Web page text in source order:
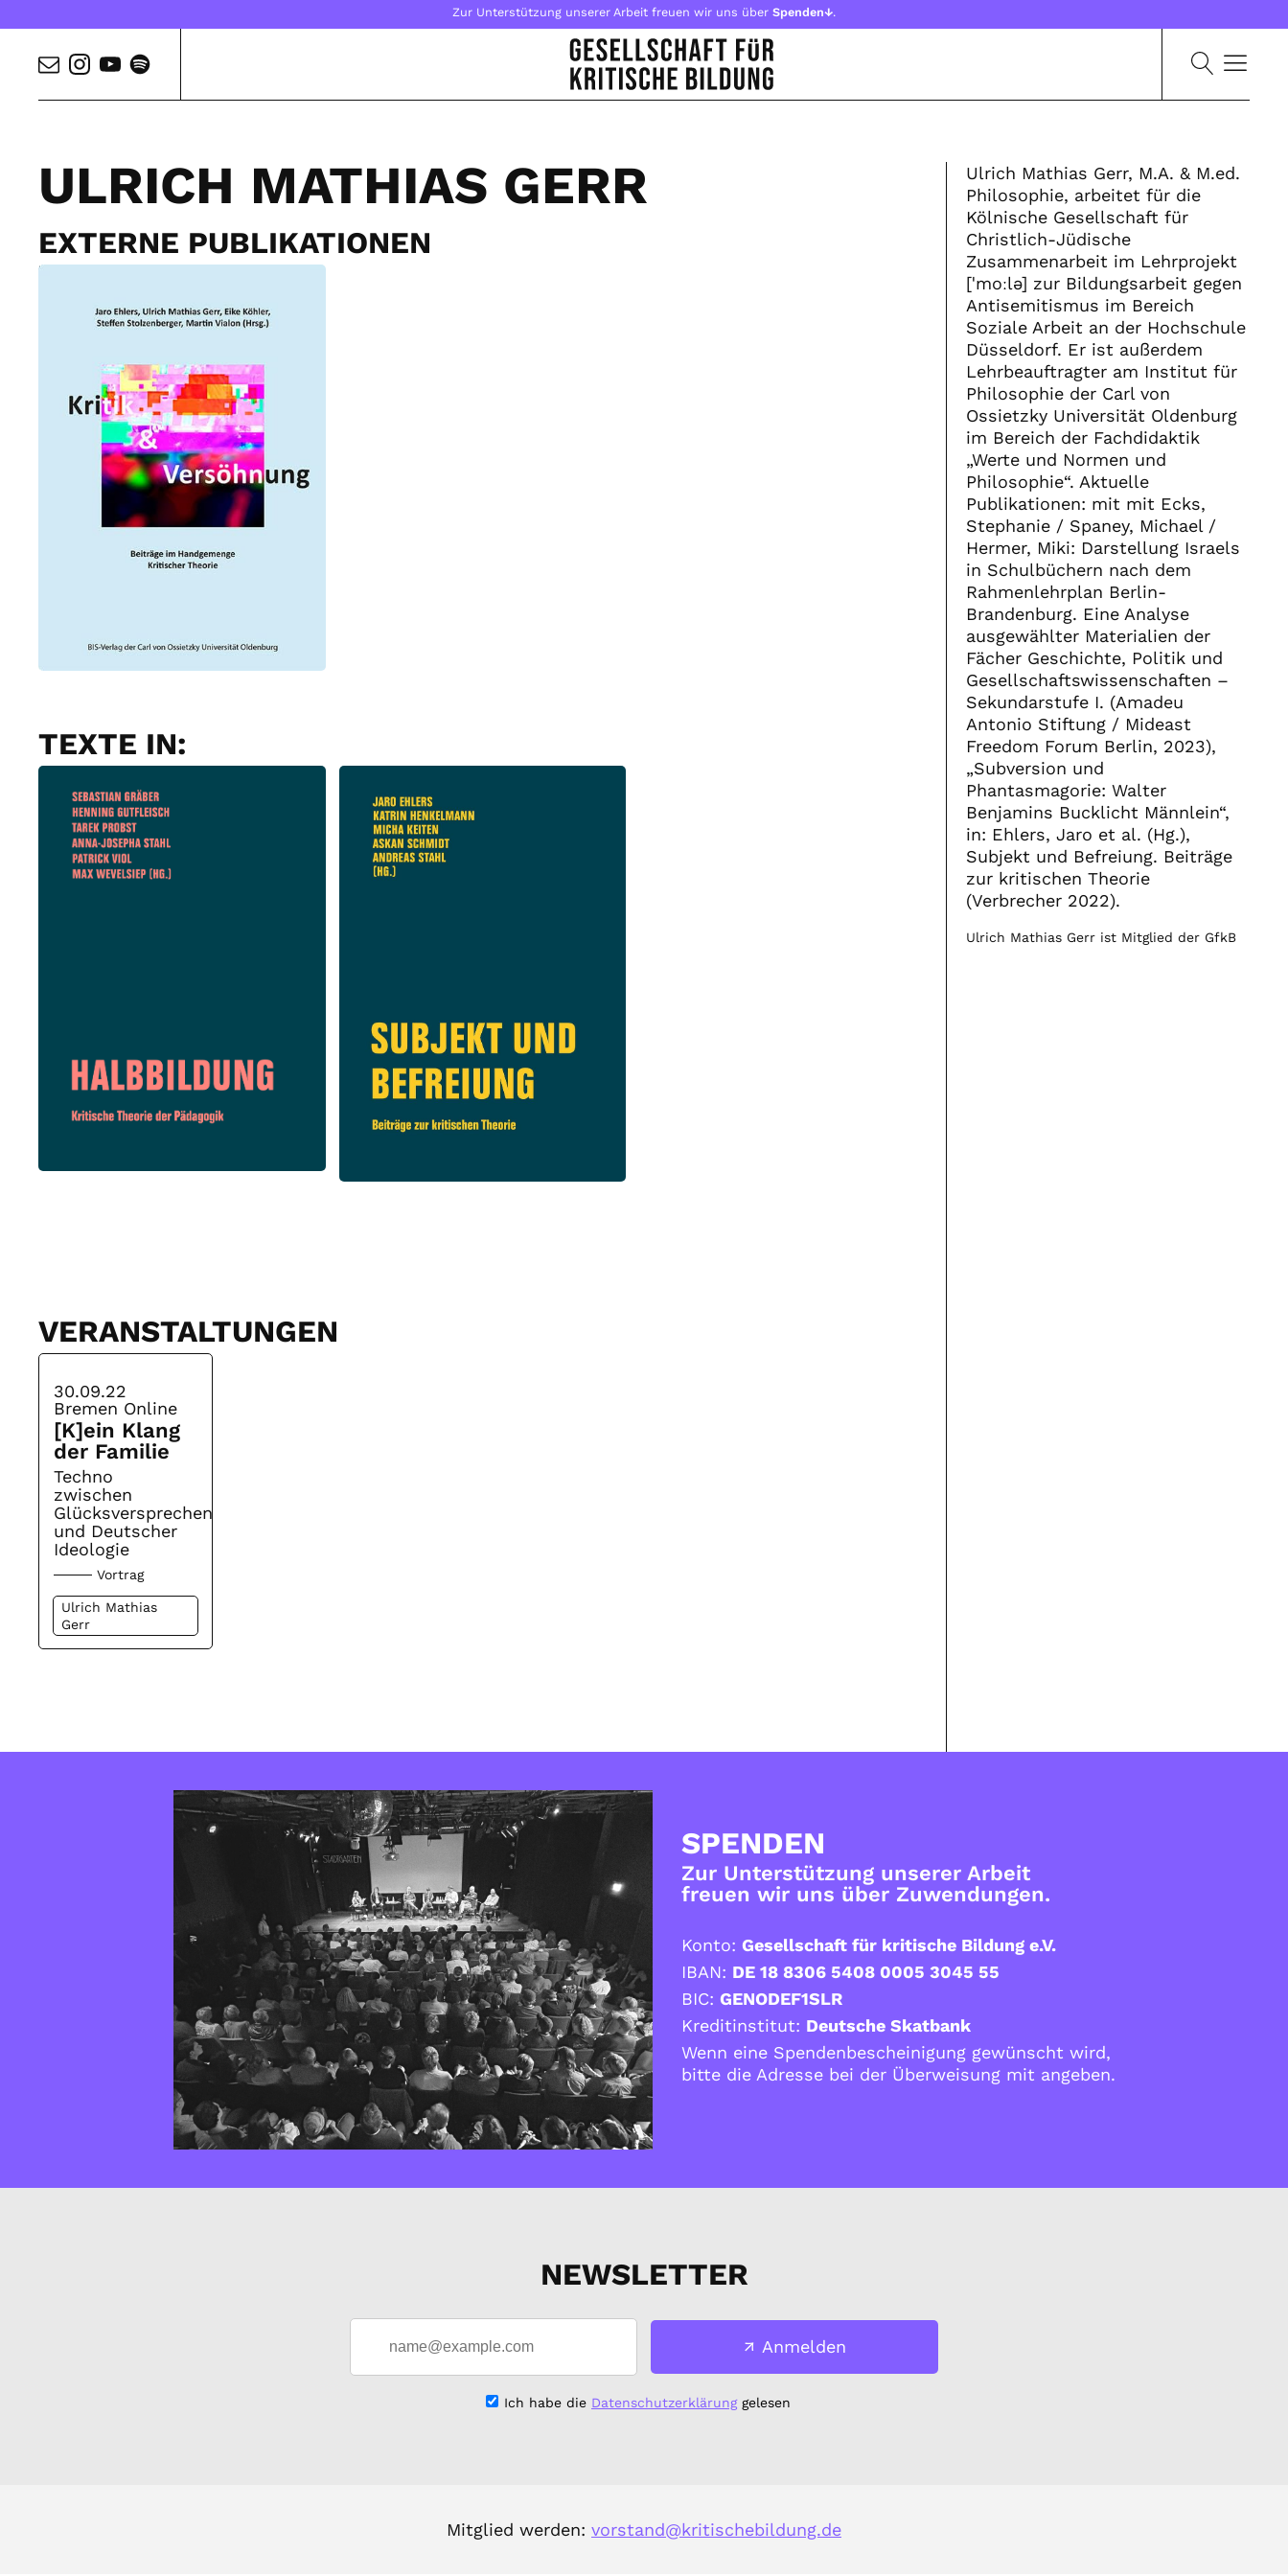
Zur Unterstützung unserer Arbeit freuen wir uns über Spenden↓.
ULRICH MATHIAS GERR
EXTERNE PUBLIKATIONEN
TEXTE IN:
VERANSTALTUNGEN
30.09.22
Bremen Online
[K]ein Klang
der Familie
Techno
zwischen
Glücksversprechen
und Deutscher
Ideologie
Vortrag
Ulrich Mathias
Gerr
Ulrich Mathias Gerr, M.A. & M.ed.
Philosophie, arbeitet für die
Kölnische Gesellschaft für
Christlich-Jüdische
Zusammenarbeit im Lehrprojekt
[ˈmoːlə] zur Bildungsarbeit gegen
Antisemitismus im Bereich
Soziale Arbeit an der Hochschule
Düsseldorf. Er ist außerdem
Lehrbeauftragter am Institut für
Philosophie der Carl von
Ossietzky Universität Oldenburg
im Bereich der Fachdidaktik
„Werte und Normen und
Philosophie“. Aktuelle
Publikationen: mit mit Ecks,
Stephanie / Spaney, Michael /
Hermer, Miki: Darstellung Israels
in Schulbüchern nach dem
Rahmenlehrplan Berlin-
Brandenburg. Eine Analyse
ausgewählter Materialien der
Fächer Geschichte, Politik und
Gesellschaftswissenschaften –
Sekundarstufe I. (Amadeu
Antonio Stiftung / Mideast
Freedom Forum Berlin, 2023),
„Subversion und
Phantasmagorie: Walter
Benjamins Bucklicht Männlein“,
in: Ehlers, Jaro et al. (Hg.),
Subjekt und Befreiung. Beiträge
zur kritischen Theorie
(Verbrecher 2022).
Ulrich Mathias Gerr ist Mitglied der GfkB
SPENDEN
Zur Unterstützung unserer Arbeit
freuen wir uns über Zuwendungen.
Konto: Gesellschaft für kritische Bildung e.V.
IBAN: DE 18 8306 5408 0005 3045 55
BIC: GENODEF1SLR
Kreditinstitut: Deutsche Skatbank
Wenn eine Spendenbescheinigung gewünscht wird,
bitte die Adresse bei der Überweisung mit angeben.
NEWSLETTER
Anmelden
Ich habe die Datenschutzerklärunggelesen
Mitglied werden: vorstand@kritischebildung.de